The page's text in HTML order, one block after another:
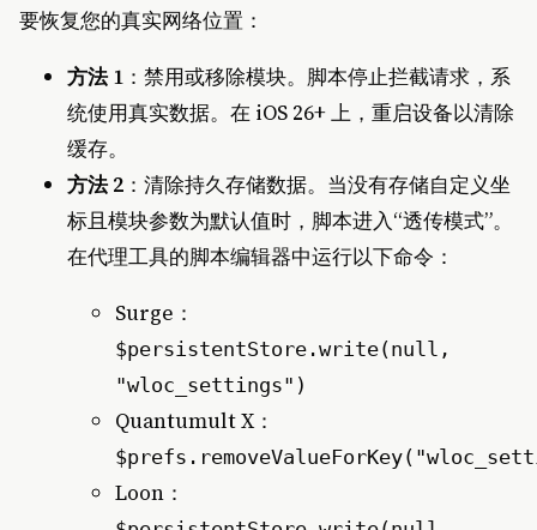
要恢复您的真实网络位置：
方法 1 ：禁用或移除模块。脚本停止拦截请求，系
统使用真实数据。在 iOS 26+ 上，重启设备以清除
缓存。
方法 2 ：清除持久存储数据。当没有存储自定义坐
标且模块参数为默认值时，脚本进入“透传模式”。
在代理工具的脚本编辑器中运行以下命令：
Surge：
$persistentStore.write(null,
"wloc_settings")
Quantumult X：
Loon：